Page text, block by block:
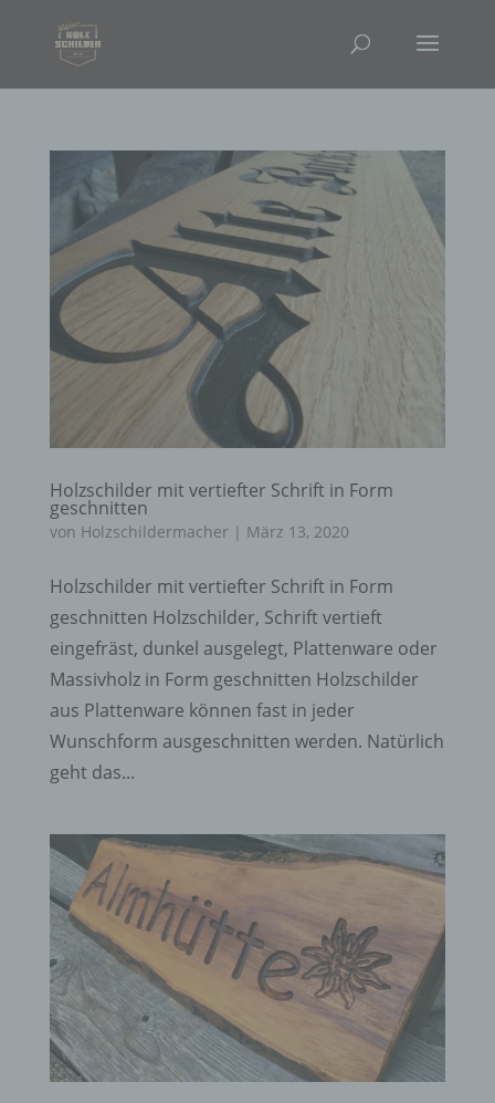
Holzschilder mit vertiefter Schrift in Form
geschnitten
von Holzschildermacher | März 13, 2020
Holzschilder mit vertiefter Schrift in Form
geschnitten Holzschilder, Schrift vertieft
eingefräst, dunkel ausgelegt, Plattenware oder
Massivholz in Form geschnitten Holzschilder
aus Plattenware können fast in jeder
Wunschform ausgeschnitten werden. Natürlich
geht das...